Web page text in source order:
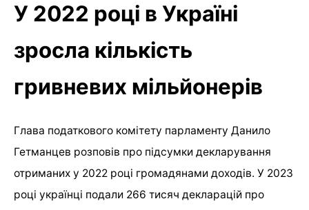
У 2022 році в Україні
зросла кількість
гривневих мільйонерів
Глава податкового комітету парламенту Данило
Гетманцев розповів про підсумки декларування
отриманих у 2022 році громадянами доходів. У 2023
році українці подали 266 тисяч декларацій про